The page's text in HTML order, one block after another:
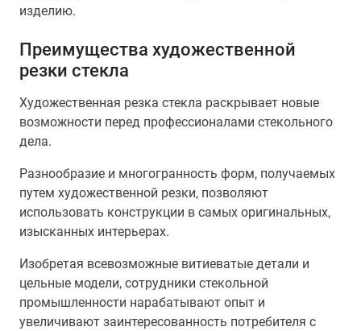
изделию.
Преимущества художественной
резки стекла
Художественная резка стекла раскрывает новые
возможности перед профессионалами стекольного
дела.
Разнообразие и многогранность форм, получаемых
путем художественной резки, позволяют
использовать конструкции в самых оригинальных,
изысканных интерьерах.
Изобретая всевозможные витиеватые детали и
цельные модели, сотрудники стекольной
промышленности нарабатывают опыт и
увеличивают заинтересованность потребителя с